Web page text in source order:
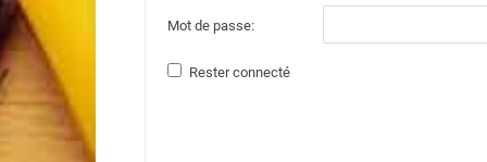
Mot de passe:
Rester connecté